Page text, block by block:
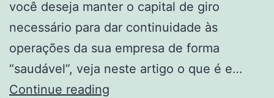
você deseja manter o capital de giro
necessário para dar continuidade às
operações da sua empresa de forma
“saudável”, veja neste artigo o que é e…
Continue reading